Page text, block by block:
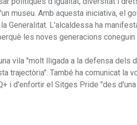
museu. Amb aquesta iniciativa, el
Generalitat. L'alcaldessa ha
les noves generacions coneguin
vila "molt lligada a la defensa dels
trajectòria". També ha comunicat la
i d'enfortir el Sitges Pride "des d'una